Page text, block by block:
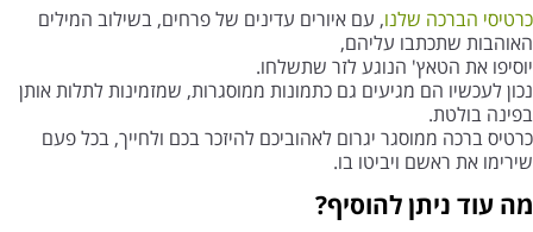
כרטיסי הברכה שלנו, עם איורים עדינים של פרחים, בשילוב המילים
האוהבות שתכתבו עליהם,
יוסיפו את הטאץ' הנוגע לזר שתשלחו.
נכון לעכשיו הם מגיעים גם כתמונות ממוסגרות, שמזמינות לתלות אותן
בפינה בולטת.
כרטיס ברכה ממוסגר יגרום לאהוביכם להיזכר בכם ולחייך, בכל פעם
שירימו את ראשם ויביטו בו.
מה עוד ניתן להוסיף?